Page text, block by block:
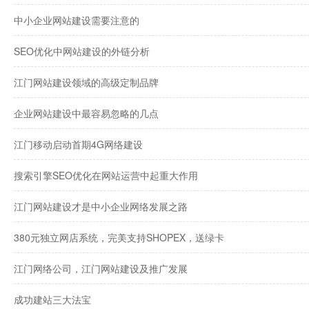
中小企业网站建设需要注意的
SEO优化中网站建设的外链分析
江门网站建设领域的高级定制品牌
企业网站建设中最容易忽略的几点
江门移动启动首期4G网络建设
搜索引擎SEO优化在网站运营中起重大作用
江门网站建设才是中小企业网络发展之路
380元独立网店系统，完美支持SHOPEX，送绿卡
江门网络公司，江门网站建设及推广发展
成功建站三大法宝